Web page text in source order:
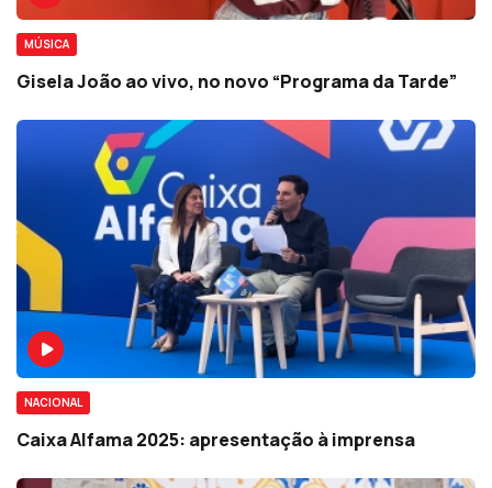
MÚSICA
Gisela João ao vivo, no novo “Programa da Tarde”
NACIONAL
Caixa Alfama 2025: apresentação à imprensa